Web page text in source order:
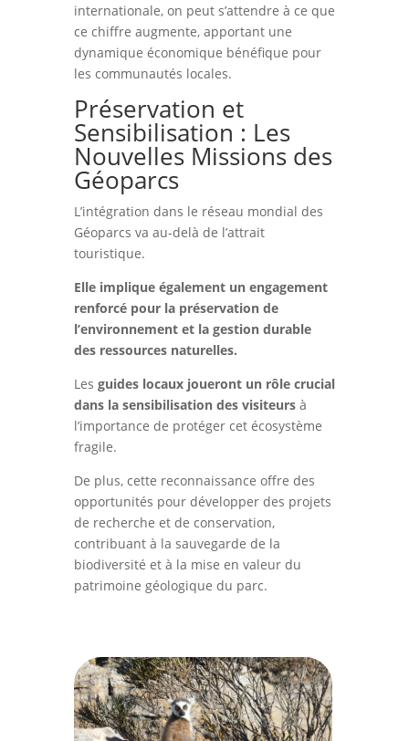
internationale, on peut s’attendre à ce que
ce chiffre augmente, apportant une
dynamique économique bénéfique pour
les communautés locales.
Préservation et
Sensibilisation : Les
Nouvelles Missions des
Géoparcs
L’intégration dans le réseau mondial des
Géoparcs va au-delà de l’attrait
touristique.
Elle implique également un engagement
renforcé pour la préservation de
l’environnement et la gestion durable
des ressources naturelles.
Les guides locaux joueront un rôle crucial
dans la sensibilisation des visiteursà
l’importance de protéger cet écosystème
fragile.
De plus, cette reconnaissance offre des
opportunités pour développer des projets
de recherche et de conservation,
contribuant à la sauvegarde de la
biodiversité et à la mise en valeur du
patrimoine géologique du parc.